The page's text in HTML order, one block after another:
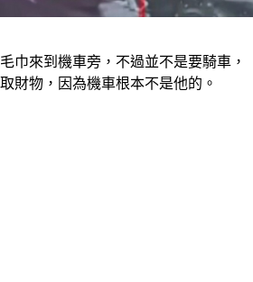
巾來到機車旁，不過並不是要騎車，